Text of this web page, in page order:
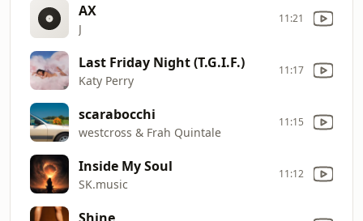
AX
J
11:21
Last Friday Night (T.G.I.F.)
Katy Perry
11:17
scarabocchi
westcross & Frah Quintale
11:15
Inside My Soul
SK.music
11:12
Shine